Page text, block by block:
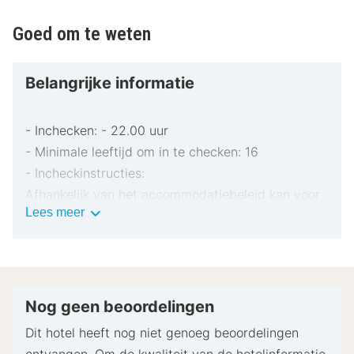
Goed om te weten
Belangrijke informatie
- Inchecken: - 22.00 uur
- Minimale leeftijd om in te checken: 16
- Incheckinstructies:
Afhankelijk van het accommodatiebeleid kan voor
extra personen een toeslag in rekening worden
pinpas of borgsom in contanten te verstrekken
Speciale verzoeken worden onder voorbehoud van
Lees meerBelangrijke
Nog geen beoordelingen
Dit hotel heeft nog niet genoeg beoordelingen